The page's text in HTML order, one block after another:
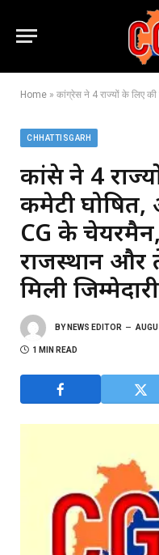
Home » कांग्रेस ने 4 राज्यों के लिए की स्क्रीनिंग कमेटी
CHHATTISGARH
कांग्रेस ने 4
कमेटी
CG के
राजस्थान और
मिली
BY NEWS EDITOR
1 MIN READ